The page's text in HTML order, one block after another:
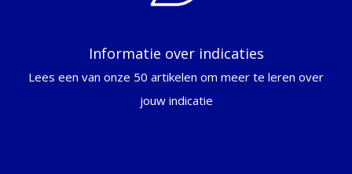
Informatie over indicaties
Lees een van onze 50 artikelen om meer te leren over
jouw indicatie